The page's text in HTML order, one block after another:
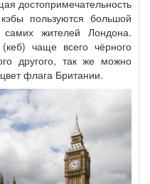
достопримечательность
пользуются большой
жителей Лондона.
чаще всего чёрного
другого, так же можно
флага Британии.